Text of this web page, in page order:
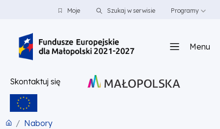
PRZEJDŹ DO TREŚCI
PRZEJDŹ DO MENUMoje Szukaj w serwisie Programy
Menu
Skontaktuj się
Nabory